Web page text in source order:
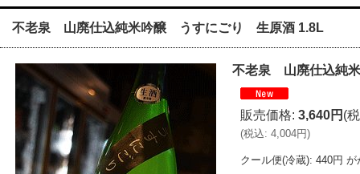
不老泉 山廃仕込純米吟醸 うすにごり 生原酒 1.8L
不老泉 山廃仕込純
販売価格: 3,640円 (
(税込: 4,004円)
クール便(冷蔵): 440円 が